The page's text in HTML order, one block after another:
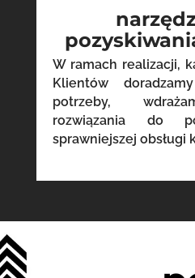
W ramach realizacji,
Klientów
potrzeby,
rozwiązania do
sprawniejszej obsługi